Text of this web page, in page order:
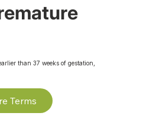
than 37 weeks of gestation,
Terms